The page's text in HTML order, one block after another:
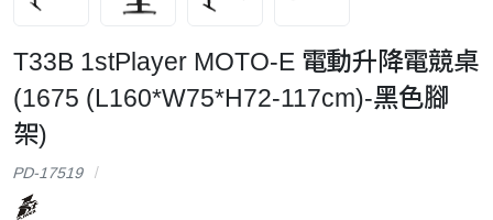
T33B 1stPlayer MOTO-E 電動升降電競桌
(1675 (L160*W75*H72-117cm)-黑色腳
架)
PD-17519